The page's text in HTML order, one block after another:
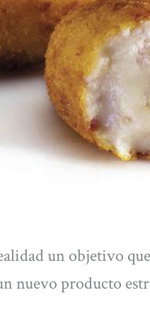
un objetivo
nuevo producto